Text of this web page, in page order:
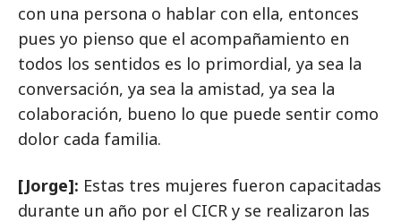
con una persona o hablar con ella, entonces
pues yo pienso que el acompañamiento en
todos los sentidos es lo primordial, ya sea la
conversación, ya sea la amistad, ya sea la
colaboración, bueno lo que puede sentir como
dolor cada familia.
[Jorge]: Estas tres mujeres fueron capacitadas
durante un año por el CICR y se realizaron las